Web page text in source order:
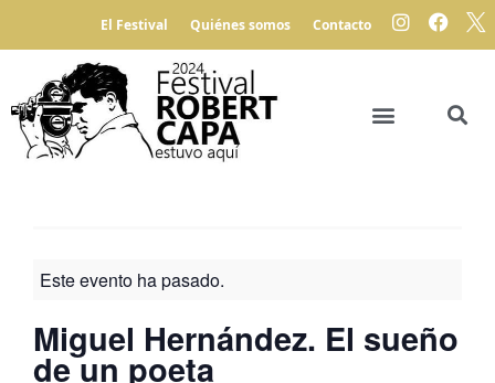
El Festival Quiénes somos Contacto
Este evento ha pasado.
Miguel Hernández. El sueño
de un poeta